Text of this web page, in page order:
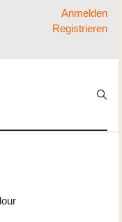
Anmelden
Registrieren